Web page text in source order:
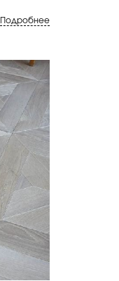
Подробнее